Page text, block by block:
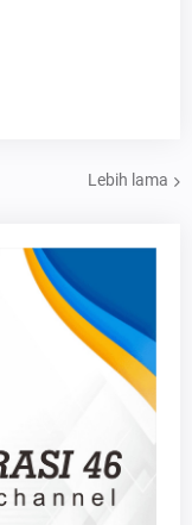
Lebih lama